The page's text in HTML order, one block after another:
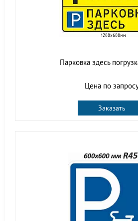
Парковка здесь
Цена по
Заказать